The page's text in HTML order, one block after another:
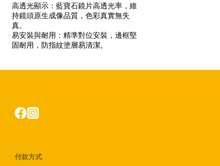
高透光顯示：藍寶石鏡片高透光率，維
持鏡頭原生成像品質，色彩真實無失
真。
易安裝與耐用：精準對位安裝，邊框堅
固耐用，防指紋塗層易清潔。
付款方式